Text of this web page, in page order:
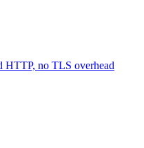
HTTP, no TLS overhead